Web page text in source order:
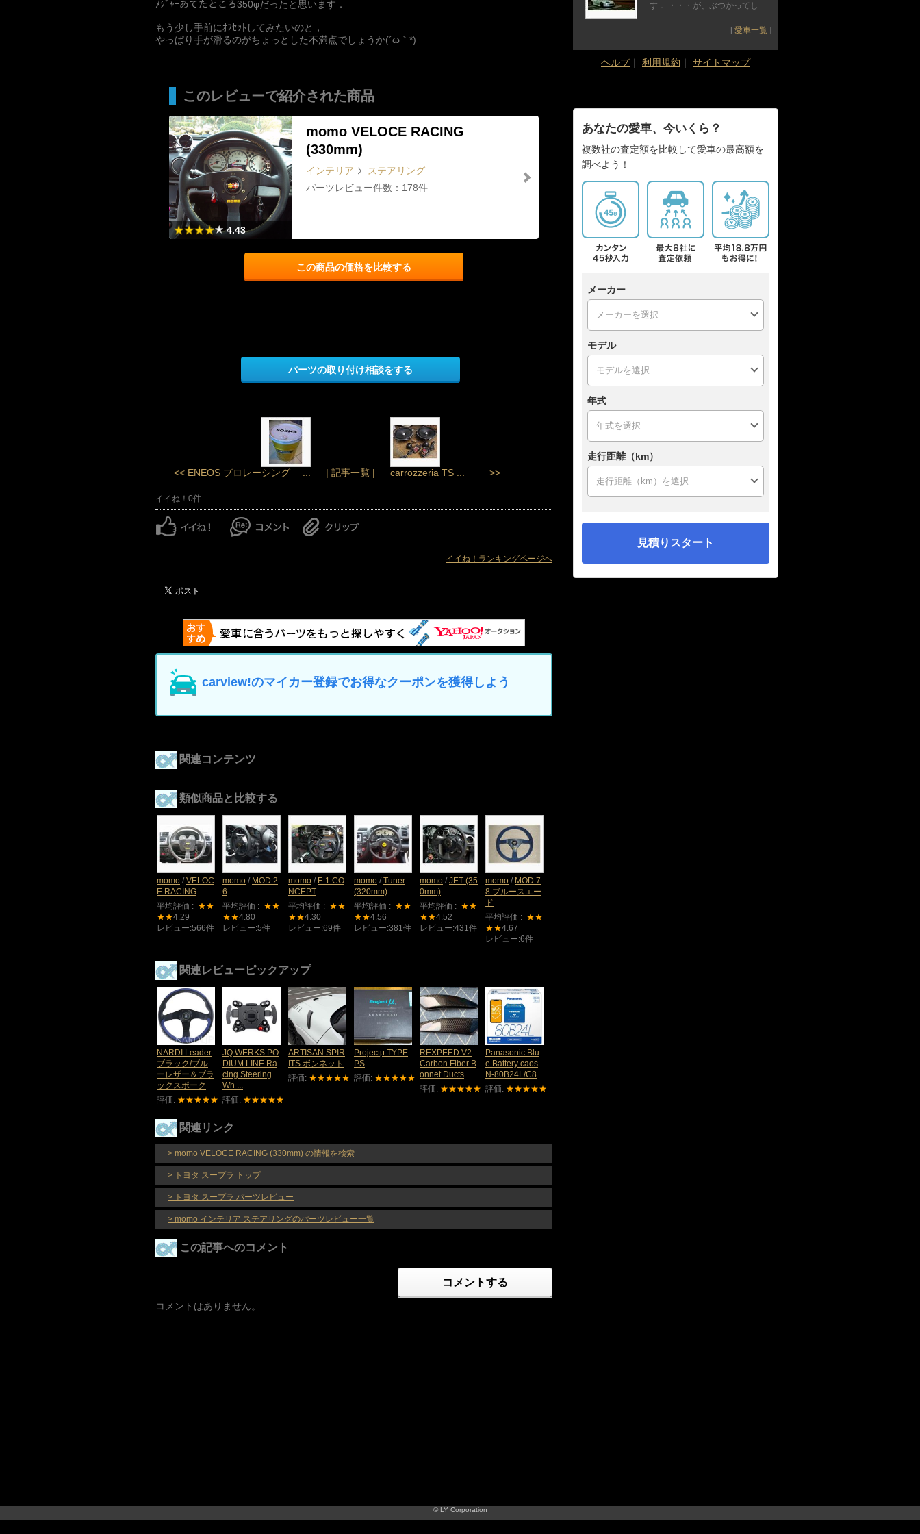
ﾒｼﾞｬｰあてたところ350φだったと思います．
もう少し手前にｵﾌｾｯﾄしてみたいのと，
やっぱり手が滑るのがちょっとした不満点でしょうか(´ω｀*)
このレビューで紹介された商品
4.43
momo VELOCE RACING
(330mm)
インテリア
ステアリング
パーツレビュー件数：178件
この商品の価格を比較する
パーツの取り付け相談をする
<< ENEOS プロレーシング ... | 記事一覧 | carrozzeria TS ... >>
イイね！0件
イイね！ランキングページへ
carview!のマイカー登録でお得なクーポンを獲得しよう
関連コンテンツ
類似商品と比較する
momo /VELOC
E RACING
平均評価 : ★★
★★4.29
レビュー:566件
momo / MOD.2
6
平均評価 : ★★
★★4.80
レビュー:5件
momo / F-1 CO
NCEPT
平均評価 : ★★
★★4.30
レビュー:69件
momo /Tuner
(320mm)
平均評価 : ★★
★★4.56
レビュー:381件
momo /JET (35
0mm)
平均評価 : ★★
★★4.52
レビュー:431件
momo / MOD.7
8 ブルースエー
ド
平均評価 : ★★
★★4.67
レビュー:6件
関連レビューピックアップ
NARDI Leader
ブラック/ブル
ーレザー＆ブラ
ックスポーク
評価: ★★★★★
JQ WERKS PO
DIUM LINE Ra
cing Steering
Wh ...
評価: ★★★★★
ARTISAN SPIR
ITS ボンネット
評価: ★★★★★
Projectμ TYPE
PS
評価: ★★★★★
REXPEED V2
Carbon Fiber B
onnet Ducts
評価: ★★★★★
Panasonic Blu
e Battery caos
N-80B24L/C8
評価: ★★★★★
関連リンク
> momo VELOCE RACING (330mm) の情報を検索
> トヨタ スープラ トップ
> トヨタ スープラ パーツレビュー
> momo インテリア ステアリングのパーツレビュー一覧
この記事へのコメント
コメントする
コメントはありません。
す． ・・・が、ぶつかってし ...
[ 愛車一覧 ]
ヘルプ｜ 利用規約 ｜ サイトマップ
あなたの愛車、今いくら？
複数社の査定額を比較して愛車の最高額を
調べよう！
メーカー
モデル
年式
走行距離（km）
見積りスタート
© LY Corporation